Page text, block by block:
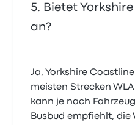
Bietet
an?
Ja, Yorkshire
meisten Strecken
kann je nach
Busbud empfiehlt, die